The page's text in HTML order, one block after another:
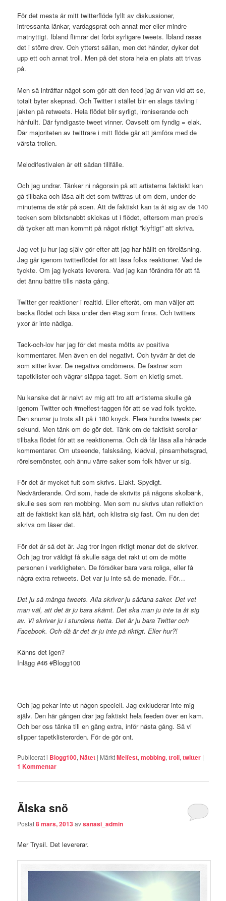
För det mesta är mitt twitterflöde fyllt av diskussioner,
intressanta länkar, vardagsprat och annat mer eller mindre
matnyttigt. Ibland flimrar det förbi syrligare tweets. Ibland rasas
det i större drev. Och ytterst sällan, men det händer, dyker det
upp ett och annat troll. Men på det stora hela en plats att trivas
på.
Men så inträffar något som gör att den feed jag är van vid att se,
totalt byter skepnad. Och Twitter i stället blir en slags tävling i
jakten på retweets. Hela flödet blir syrligt, ironiserande och
hånfullt. Där fyndigaste tweet vinner. Oavsett om fyndig = elak.
Där majoriteten av twittrare i mitt flöde går att jämföra med de
värsta trollen.
Melodifestivalen är ett sådan tillfälle.
Och jag undrar. Tänker ni någonsin på att artisterna faktiskt kan
gå tillbaka och läsa allt det som twittras ut om dem, under de
minuterna de står på scen. Att de faktiskt kan ta åt sig av de 140
tecken som blixtsnabbt skickas ut i flödet, eftersom man precis
då tycker att man kommit på något riktigt ”klyftigt” att skriva.
Jag vet ju hur jag själv gör efter att jag har hållit en föreläsning.
Jag går igenom twitterflödet för att läsa folks reaktioner. Vad de
tyckte. Om jag lyckats leverera. Vad jag kan förändra för att få
det ännu bättre tills nästa gång.
Twitter ger reaktioner i realtid. Eller efteråt, om man väljer att
backa flödet och läsa under den #tag som finns. Och twitters
yxor är inte nådiga.
Tack-och-lov har jag för det mesta mötts av positiva
kommentarer. Men även en del negativt. Och tyvärr är det de
som sitter kvar. De negativa omdömena. De fastnar som
tapetklister och vägrar släppa taget. Som en kletig smet.
Nu kanske det är naivt av mig att tro att artisterna skulle gå
igenom Twitter och #melfest-taggen för att se vad folk tyckte.
Den snurrar ju trots allt på i 180 knyck. Flera hundra tweets per
sekund. Men tänk om de gör det. Tänk om de faktiskt scrollar
tillbaka flödet för att se reaktionerna. Och då får läsa alla hånade
kommentarer. Om utseende, falsksång, klädval, pinsamhetsgrad,
rörelsemönster, och ännu värre saker som folk häver ur sig.
För det är mycket fult som skrivs. Elakt. Spydigt.
Nedvärderande. Ord som, hade de skrivits på någons skolbänk,
skulle ses som ren mobbing. Men som nu skrivs utan reflektion
att de faktiskt kan slå hårt, och klistra sig fast. Om nu den det
skrivs om läser det.
För det är så det är. Jag tror ingen riktigt menar det de skriver.
Och jag tror väldigt få skulle säga det rakt ut om de mötte
personen i verkligheten. De försöker bara vara roliga, eller få
några extra retweets. Det var ju inte så de menade. För…
Det ju så många tweets. Alla skriver ju sådana saker. Det vet
man väl, att det är ju bara skämt. Det ska man ju inte ta åt sig
av. Vi skriver ju i stundens hetta. Det är ju bara Twitter och
Facebook. Och då är det är ju inte på riktigt. Eller hur?!
Känns det igen?
Inlägg #46 #Blogg100
Och jag pekar inte ut någon speciell. Jag exkluderar inte mig
själv. Den här gången drar jag faktiskt hela feeden över en kam.
Och ber oss tänka till en gång extra, inför nästa gång. Så vi
slipper tapetklisterorden. För de gör ont.
Publicerat i Blogg100,Nätet | MärktMelfest,mobbing,troll,twitter |
1 Kommentar
Älska snö
Postat8 mars, 2013avsanasi_admin
Mer Trysil. Det levererar.